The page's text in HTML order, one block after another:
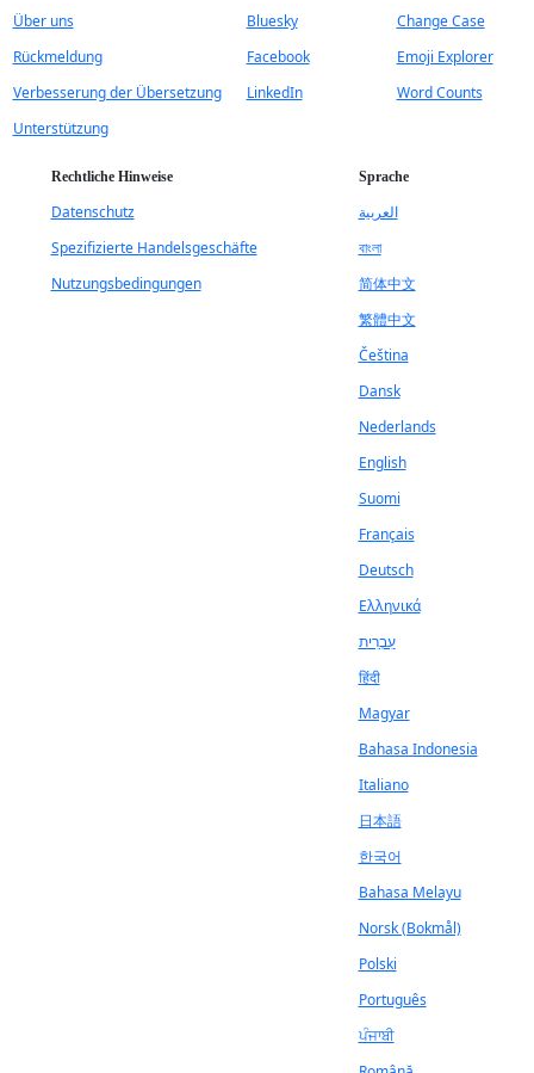
Über uns
Rückmeldung
Verbesserung der Übersetzung
Unterstützung
Bluesky
Facebook
LinkedIn
Change Case
Emoji Explorer
Word Counts
Rechtliche Hinweise
Datenschutz
Spezifizierte Handelsgeschäfte
Nutzungsbedingungen
Sprache
العربية
বাংলা
简体中文
繁體中文
Čeština
Dansk
Nederlands
English
Suomi
Français
Deutsch
Ελληνικά
עִבְרִית
हिंदी
Magyar
Bahasa Indonesia
Italiano
日本語
한국어
Bahasa Melayu
Norsk (Bokmål)
Polski
Português
ਪੰਜਾਬੀ